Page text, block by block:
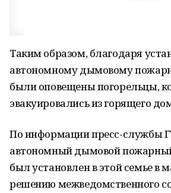
Таким образом, благодаря
автономному дымовому
были оповещены погорельцы,
эвакуировались из горящего
По информации пресс-службы
автономный дымовой
был установлен в этой семье в
решению межведомственного